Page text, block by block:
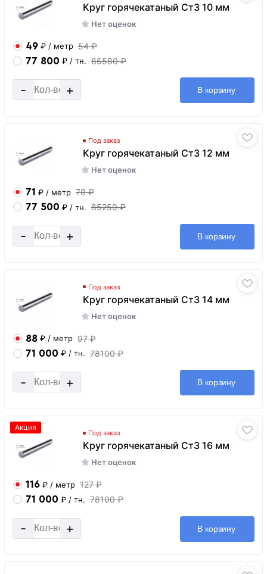
Круг горячекатаный Ст3 10 мм
Нет оценок
49 ₽ / метр 54 ₽
77 800 ₽ / тн. 85580 ₽
- + В корзину
Под заказ
Круг горячекатаный Ст3 12 мм
Нет оценок
71 ₽ / метр 78 ₽
77 500 ₽ / тн. 85250 ₽
- + В корзину
Под заказ
Круг горячекатаный Ст3 14 мм
Нет оценок
88 ₽ / метр 97 ₽
71 000 ₽ / тн. 78100 ₽
- + В корзину
Под заказ
Круг горячекатаный Ст3 16 мм
Нет оценок
Акция
116 ₽ / метр 127 ₽
71 000 ₽ / тн. 78100 ₽
- + В корзину